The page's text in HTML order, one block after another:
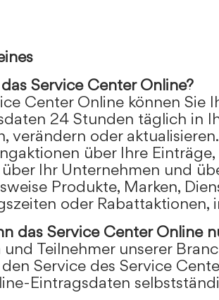
Service Center Online?
Center Online können Sie
24 Stunden täglich in
verändern oder
über Ihre
Ihr Unternehmen und
Produkte, Marken,
oder Rabattaktionen,
das Service Center Online
und Teilnehmer unserer
Service des Service
Eintragsdaten